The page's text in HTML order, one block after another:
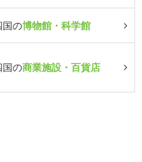
国の博物館・科学館
国の商業施設・百貨店